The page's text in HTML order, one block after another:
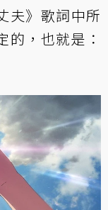
夫》歌詞中所
的，也就是：